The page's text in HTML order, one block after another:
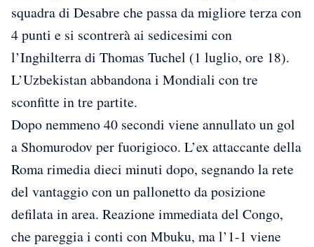
squadra di Desabre che passa da migliore terza con
4 punti e si scontrerà ai sedicesimi con
l’Inghilterra di Thomas Tuchel (1 luglio, ore 18).
L’Uzbekistan abbandona i Mondiali con tre
sconfitte in tre partite.
Dopo nemmeno 40 secondi viene annullato un gol
a Shomurodov per fuorigioco. L’ex attaccante della
Roma rimedia dieci minuti dopo, segnando la rete
del vantaggio con un pallonetto da posizione
defilata in area. Reazione immediata del Congo,
che pareggia i conti con Mbuku, ma l’1-1 viene